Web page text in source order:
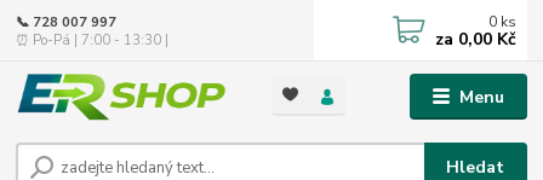
Menu
Hledat
📞 728 007 997
⏰ Po-Pá | 7:00 - 13:30 |
0 ks
za 0,00 Kč